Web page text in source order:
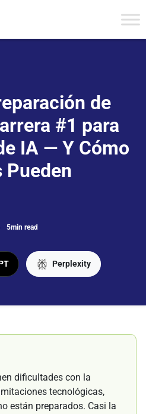
de
#1 para
IA — Y Cómo
Pueden
5min read
Perplexity
dificultades con la
tecnológicas,
están preparados. Casi la